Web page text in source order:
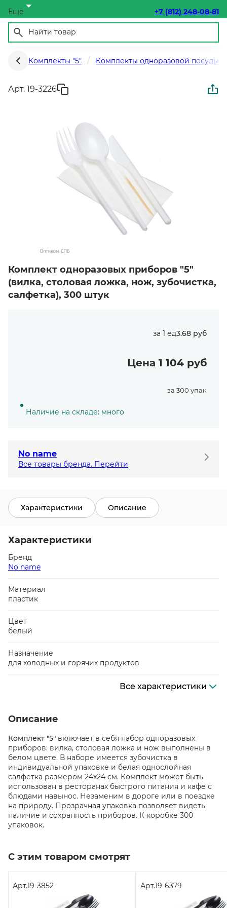
Ещё +7 (812) 248-08-81
Комплекты "5" Комплекты одноразовой посуды
Арт. 19-3226
Комплект одноразовых приборов "5"
(вилка, столовая ложка, нож, зубочистка,
салфетка), 300 штук
за 1 ед3.68 руб
Цена 1 104 руб
за 300 упак
Наличие на складе: много
No name
Все товары бренда. Перейти
Характеристики Описание
Характеристики
Бренд
No name
Материал
пластик
Цвет
белый
Назначение
для холодных и горячих продуктов
Все характеристики
Описание
Комплект "5" включает в себя набор одноразовых
приборов: вилка, столовая ложка и нож выполнены в
белом цвете. В наборе имеется зубочистка в
индивидуальной упаковке и белая однослойная
салфетка размером 24х24 см. Комплект может быть
использован в ресторанах быстрого питания и кафе с
блюдами навынос. Незаменим в дороге или в поездке
на природу. Прозрачная упаковка позволяет видеть
наличие и сохранность приборов. К коробке 300
упаковок.
С этим товаром смотрят
Арт.19-3852 Арт.19-6379